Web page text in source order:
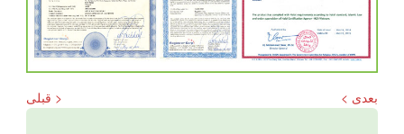
< قبلی بعدی >